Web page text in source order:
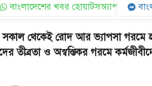
বাংলাদেশের খবর হোয়াটসঅ্যাপ
থেকেই রোদ আর ভ্যাপসা গরমে
তীব্রতা ও অস্বস্তিকর গরমে